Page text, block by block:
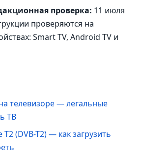
проверка: 11 июля
проверяются на
Smart TV, Android TV и
телевизоре — легальные
ТВ
Т2 (DVB-T2) — как загрузить